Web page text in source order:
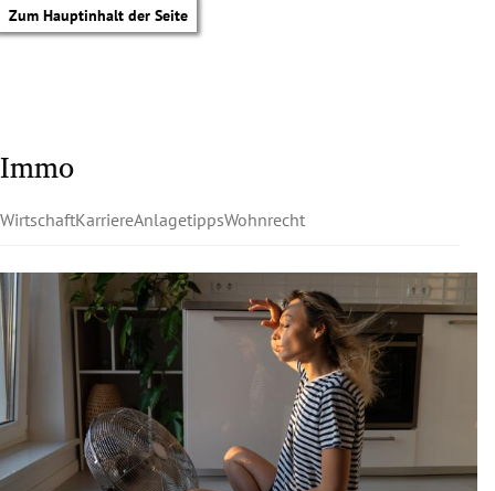
Zum Hauptinhalt der Seite
Untermenü
Immo
WirtschaftKarriereAnlagetippsWohnrecht